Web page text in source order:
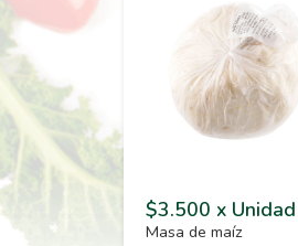
$3.500 x Unidad
Masa de maíz